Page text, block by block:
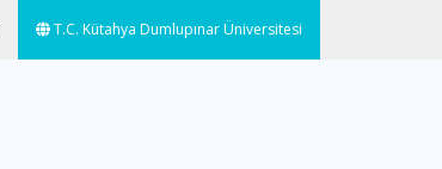
T.C. Kütahya Dumlupınar Üniversitesi